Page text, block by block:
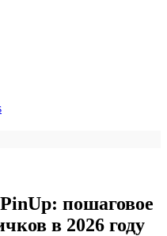
пошаговое
в 2026 году